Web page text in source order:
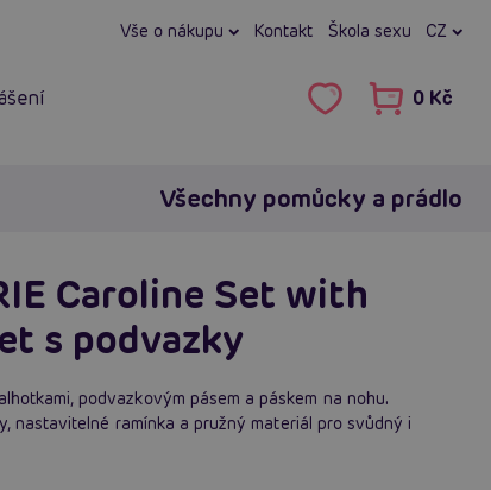
Vše o nákupu Kontakt Škola sexu CZ
0 Kč
Všechny pomůcky a prádlo
Caroline Set with
s podvazky
podvazkovým pásem a páskem na nohu.
nastavitelné ramínka a pružný materiál pro svůdný i